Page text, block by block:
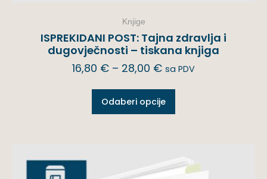
Knjige
ISPREKIDANI POST: Tajna zdravlja i
dugovječnosti – tiskana knjiga
16,80 € – 28,00 € sa PDV
Odaberi opcije